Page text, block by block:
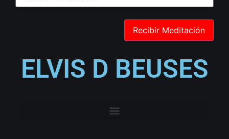
ELVIS D BEUSES